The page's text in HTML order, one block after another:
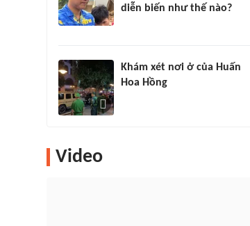
diễn biến như thế nào?
Khám xét nơi ở của Huấn
Hoa Hồng
Video